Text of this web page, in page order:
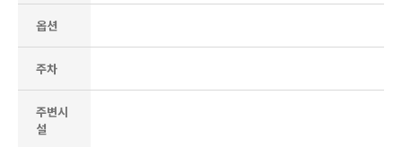
옵션
주차
주변시
설